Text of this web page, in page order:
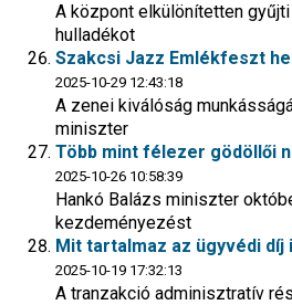
A központ elkülönítetten
hulladékot
Szakcsi Jazz Emlékfeszt
2025-10-29 12:43:18
A zenei kiválóság
miniszter
Több mint félezer gödöllői
2025-10-26 10:58:39
Hankó Balázs miniszter
kezdeményezést
Mit tartalmaz az ügyvédi
2025-10-19 17:32:13
A tranzakció adminisztratív